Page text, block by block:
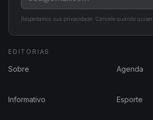
Respeitamos sua privacidade. Cancele quando quiser.
EDITORIAS
Sobre Agenda
Informativo Esporte